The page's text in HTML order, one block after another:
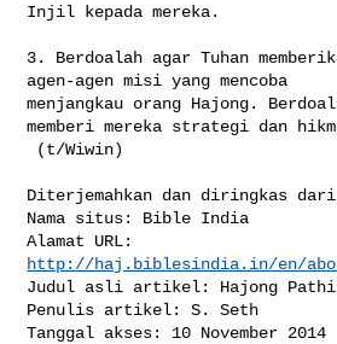
Injil kepada mereka.
3. Berdoalah agar Tuhan
agen-agen misi yang mencoba
menjangkau orang Hajong.
memberi mereka strategi dan
Diterjemahkan dan diringkas
Nama situs: Bible India
http://haj.biblesindia.in/en/
Judul asli artikel: Hajong
Penulis artikel: S. Seth
Tanggal akses: 10 November 2014